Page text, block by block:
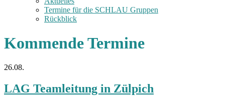
Termine für die SCHLAU Gruppen
Rückblick
Kommende Termine
26.08.
LAG Teamleitung in Zülpich